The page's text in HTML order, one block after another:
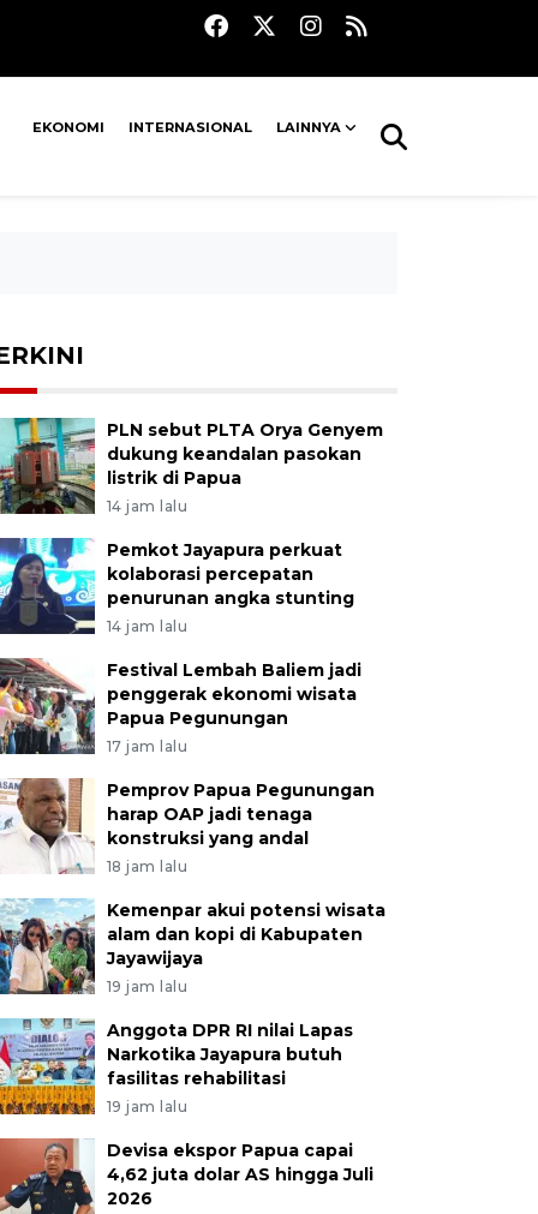
EKONOMI INTERNASIONAL LAINNYA
PLN sebut PLTA Orya Genyem
dukung keandalan pasokan
listrik di Papua
14 jam lalu
Pemkot Jayapura perkuat
kolaborasi percepatan
penurunan angka stunting
14 jam lalu
Festival Lembah Baliem jadi
penggerak ekonomi wisata
Papua Pegunungan
17 jam lalu
Pemprov Papua Pegunungan
harap OAP jadi tenaga
konstruksi yang andal
18 jam lalu
Kemenpar akui potensi wisata
alam dan kopi di Kabupaten
Jayawijaya
19 jam lalu
Anggota DPR RI nilai Lapas
Narkotika Jayapura butuh
fasilitas rehabilitasi
19 jam lalu
Devisa ekspor Papua capai
4,62 juta dolar AS hingga Juli
2026